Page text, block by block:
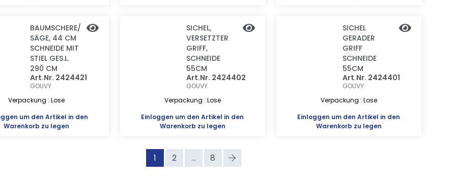
BAUMSCHERE/
SÄGE, 44 CM
SCHNEIDE MIT
STIEL GES.L.
290 CM
Art.Nr. 2424421
GOUVY
Verpackung : Lose
um den Artikel in den
Warenkorb zu legen
SICHEL,
VERSETZTER
GRIFF,
SCHNEIDE
55CM
Art.Nr. 2424402
GOUVY
Verpackung : Lose
Einloggen um den Artikel in den
Warenkorb zu legen
SICHEL
GERADER
GRIFF
SCHNEIDE
55CM
Art.Nr. 2424401
GOUVY
Verpackung : Lose
Einloggen um den Artikel in den
Warenkorb zu legen
1 2 ... 8